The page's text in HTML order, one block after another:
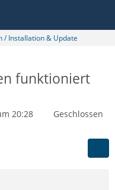
/ Installation & Update
funktioniert
20:28
Geschlossen